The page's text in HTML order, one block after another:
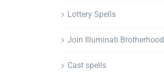
Lottery Spells
Join Illuminati Brotherhood
Cast spells